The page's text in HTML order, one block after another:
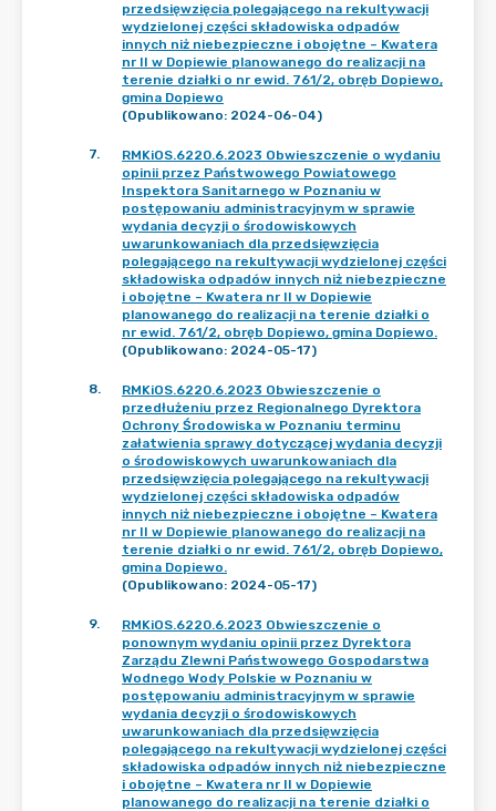
przedsięwzięcia polegającego na rekultywacji
wydzielonej części składowiska odpadów
innych niż niebezpieczne i obojętne – Kwatera
nr II w Dopiewie planowanego do realizacji na
terenie działki o nr ewid. 761/2, obręb Dopiewo,
gmina Dopiewo
(Opublikowano: 2024-06-04)
7.
RMKiOS.6220.6.2023 Obwieszczenie o wydaniu
opinii przez Państwowego Powiatowego
Inspektora Sanitarnego w Poznaniu w
postępowaniu administracyjnym w sprawie
wydania decyzji o środowiskowych
uwarunkowaniach dla przedsięwzięcia
polegającego na rekultywacji wydzielonej części
składowiska odpadów innych niż niebezpieczne
i obojętne – Kwatera nr II w Dopiewie
planowanego do realizacji na terenie działki o
nr ewid. 761/2, obręb Dopiewo, gmina Dopiewo.
(Opublikowano: 2024-05-17)
8.
RMKiOS.6220.6.2023 Obwieszczenie o
przedłużeniu przez Regionalnego Dyrektora
Ochrony Środowiska w Poznaniu terminu
załatwienia sprawy dotyczącej wydania decyzji
o środowiskowych uwarunkowaniach dla
przedsięwzięcia polegającego na rekultywacji
wydzielonej części składowiska odpadów
innych niż niebezpieczne i obojętne – Kwatera
nr II w Dopiewie planowanego do realizacji na
terenie działki o nr ewid. 761/2, obręb Dopiewo,
gmina Dopiewo.
(Opublikowano: 2024-05-17)
9.
RMKiOS.6220.6.2023 Obwieszczenie o
ponownym wydaniu opinii przez Dyrektora
Zarządu Zlewni Państwowego Gospodarstwa
Wodnego Wody Polskie w Poznaniu w
postępowaniu administracyjnym w sprawie
wydania decyzji o środowiskowych
uwarunkowaniach dla przedsięwzięcia
polegającego na rekultywacji wydzielonej części
składowiska odpadów innych niż niebezpieczne
i obojętne – Kwatera nr II w Dopiewie
planowanego do realizacji na terenie działki o